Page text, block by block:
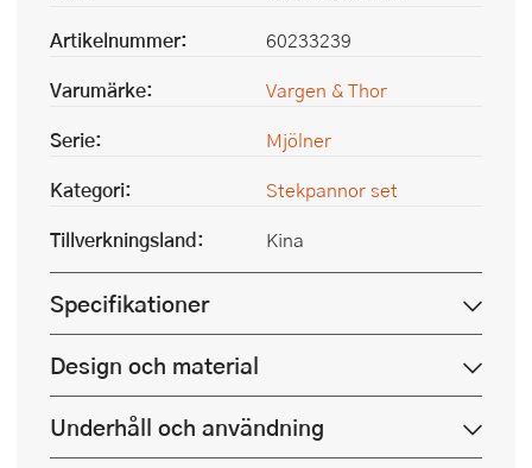
Artikelnummer:
60233239
Varumärke:
Vargen & Thor
Serie:
Mjölner
Kategori:
Stekpannor set
Tillverkningsland:
Kina
Specifikationer
Design och material
Underhåll och användning